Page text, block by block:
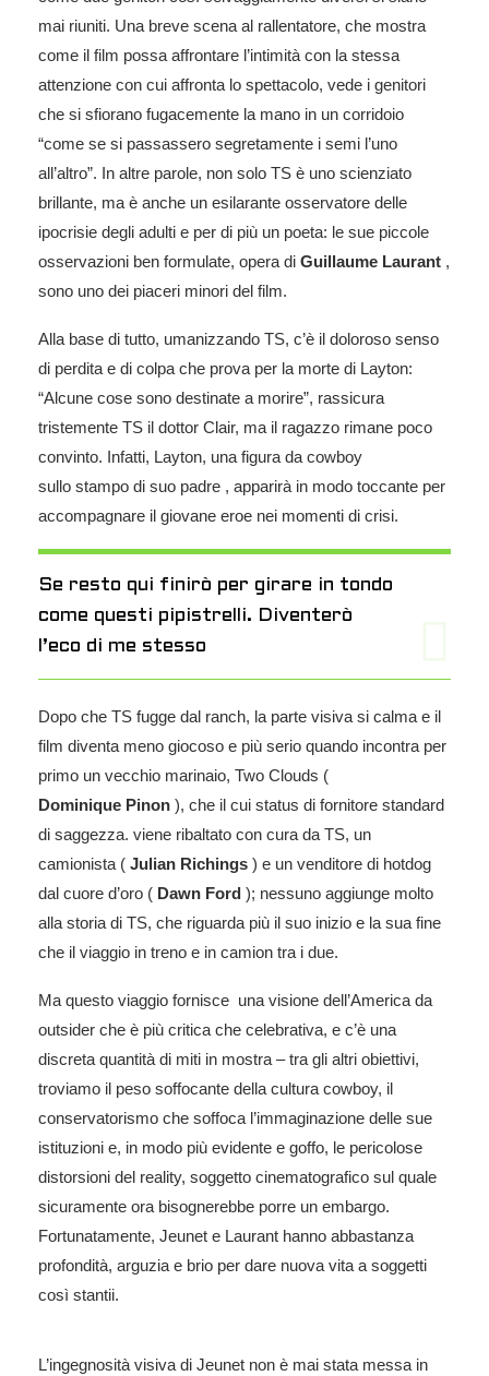
mai riuniti. Una breve scena al rallentatore, che mostra
come il film possa affrontare l’intimità con la stessa
attenzione con cui affronta lo spettacolo, vede i genitori
che si sfiorano fugacemente la mano in un corridoio
“come se si passassero segretamente i semi l’uno
all’altro”. In altre parole, non solo TS è uno scienziato
brillante, ma è anche un esilarante osservatore delle
ipocrisie degli adulti e per di più un poeta: le sue piccole
osservazioni ben formulate, opera di Guillaume Laurant ,
sono uno dei piaceri minori del film.
Alla base di tutto, umanizzando TS, c’è il doloroso senso
di perdita e di colpa che prova per la morte di Layton:
“Alcune cose sono destinate a morire”, rassicura
tristemente TS il dottor Clair, ma il ragazzo rimane poco
convinto. Infatti, Layton, una figura da cowboy
sullo stampo di suo padre , apparirà in modo toccante per
accompagnare il giovane eroe nei momenti di crisi.
Se resto qui finirò per girare in tondo
come questi pipistrelli. Diventerò
l’eco di me stesso
Dopo che TS fugge dal ranch, la parte visiva si calma e il
film diventa meno giocoso e più serio quando incontra per
primo un vecchio marinaio, Two Clouds (
Dominique Pinon ), che il cui status di fornitore standard
di saggezza. viene ribaltato con cura da TS, un
camionista ( Julian Richings ) e un venditore di hotdog
dal cuore d’oro ( Dawn Ford ); nessuno aggiunge molto
alla storia di TS, che riguarda più il suo inizio e la sua fine
che il viaggio in treno e in camion tra i due.
Ma questo viaggio fornisce una visione dell’America da
outsider che è più critica che celebrativa, e c’è una
discreta quantità di miti in mostra – tra gli altri obiettivi,
troviamo il peso soffocante della cultura cowboy, il
conservatorismo che soffoca l’immaginazione delle sue
istituzioni e, in modo più evidente e goffo, le pericolose
distorsioni del reality, soggetto cinematografico sul quale
sicuramente ora bisognerebbe porre un embargo.
Fortunatamente, Jeunet e Laurant hanno abbastanza
profondità, arguzia e brio per dare nuova vita a soggetti
così stantii.
L’ingegnosità visiva di Jeunet non è mai stata messa in